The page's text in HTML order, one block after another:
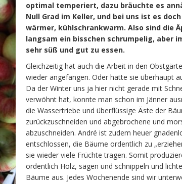
optimal temperiert, dazu bräuchte es
Null Grad im Keller, und bei uns ist es
wärmer, kühlschrankwarm. Also sind die
langsam ein bisschen schrumpelig, aber
sehr süß und gut zu essen.
Gleichzeitig hat auch die Arbeit in den
wieder angefangen. Oder hatte sie überhaupt
Da der Winter uns ja hier nicht gerade mit
verwöhnt hat, konnte man schon im Jänner
die Wassertriebe und überflüssige Äste der
zurückzuschneiden und abgebrochene und
abzuschneiden. André ist zudem heuer
entschlossen, die Bäume ordentlich zu
sie wieder viele Früchte tragen. Somit
ordentlich Holz, sägen und schnippeln und
Bäume aus. Jedes Wochenende sind wir